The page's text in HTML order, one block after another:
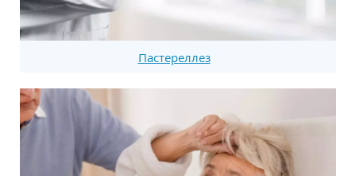
Пастереллез